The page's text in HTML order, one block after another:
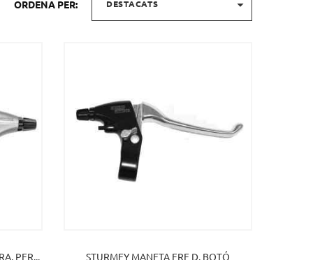
ORDENA PER: DESTACATS 
PER...
STURMEY MANETA FRE D. BOTÓ